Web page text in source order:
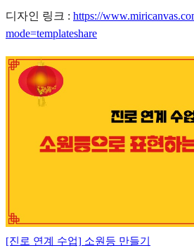
디자인 링크 : https://
mode=templateshare
[진로 연계 수업] 소원등 만들기